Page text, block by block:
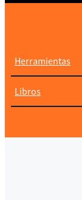
Herramientas
Libros